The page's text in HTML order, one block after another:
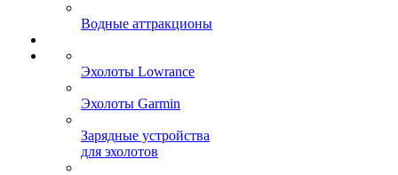
Водные аттракционы
Эхолоты Lowrance
Эхолоты Garmin
Зарядные устройства
для эхолотов